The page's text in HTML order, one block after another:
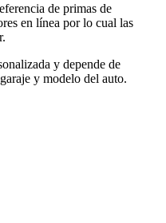
de primas de
en línea por lo cual las
y depende de
y modelo del auto.